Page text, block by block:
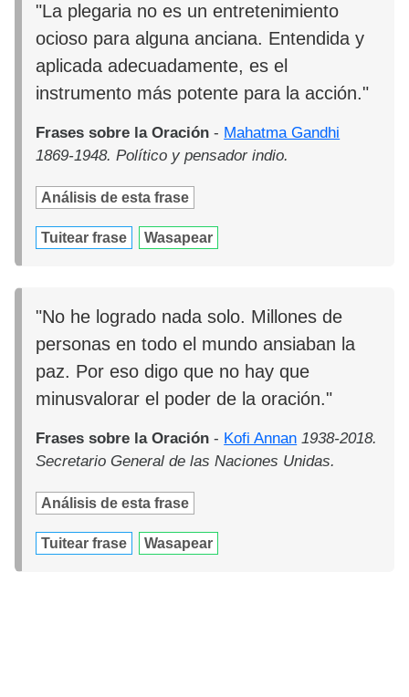
"La plegaria no es un entretenimiento
ocioso para alguna anciana. Entendida y
aplicada adecuadamente, es el
instrumento más potente para la acción."
Frases sobre la Oración - Mahatma Gandhi
1869-1948. Político y pensador indio.
Análisis de esta frase
Tuitear frase Wasapear
"No he logrado nada solo. Millones de
personas en todo el mundo ansiaban la
paz. Por eso digo que no hay que
minusvalorar el poder de la oración."
Frases sobre la Oración - Kofi Annan 1938-2018.
Secretario General de las Naciones Unidas.
Análisis de esta frase
Tuitear frase Wasapear